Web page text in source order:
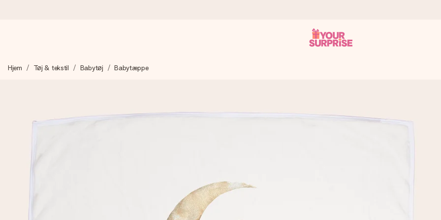
Vi laver din gave med omhu og sender den lynhurtigt – så du kan give den på det helt rette tidspunkt, når den betyder allermest.
4,7 (baseret på +15.000 anmeldelser)
Lav noget særligt i blot få trin – med hendes navn, et billede af dig eller en besked, der går lige i hendes hjerte. Intet besvær
Hjem Tøj & tekstil Babytøj Babytæppe